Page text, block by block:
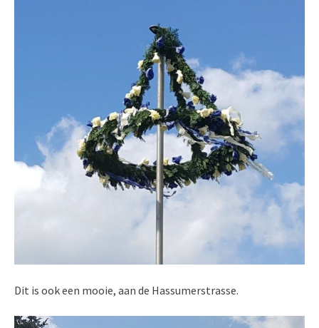
Dit is ook een mooie, aan de Hassumerstrasse.